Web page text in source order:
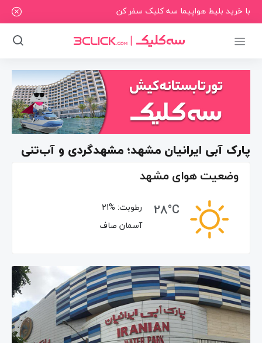
با خرید بلیط هواپیما سه کلیک سفر کن
پارک آبی ایرانیان مشهد؛ مشهدگردی و آب‌تنی
وضعیت هوای مشهد
28°C
رطوبت: 21%
آسمان صاف